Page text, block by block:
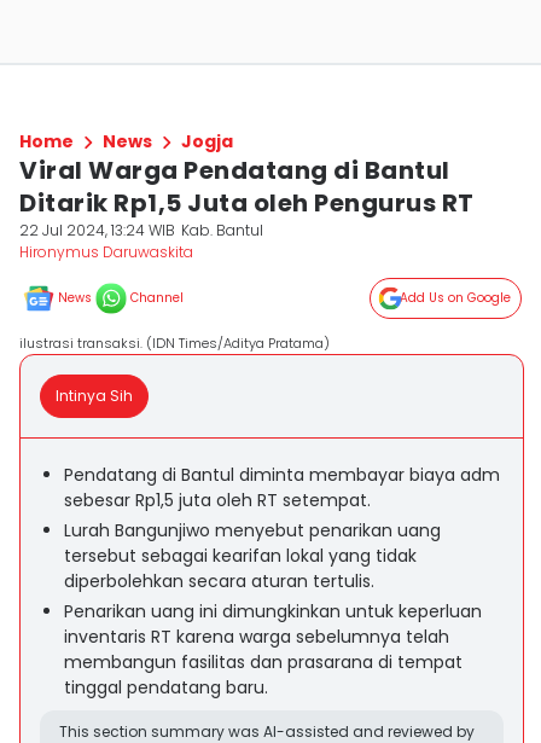
Home News Jogja
Viral Warga Pendatang di Bantul
Ditarik Rp1,5 Juta oleh Pengurus RT
22 Jul 2024, 13:24 WIB Kab. Bantul
Hironymus Daruwaskita
News Channel Add Us on Google
ilustrasi transaksi. (IDN Times/Aditya Pratama)
Intinya Sih
Pendatang di Bantul diminta membayar biaya adm
sebesar Rp1,5 juta oleh RT setempat.
Lurah Bangunjiwo menyebut penarikan uang
tersebut sebagai kearifan lokal yang tidak
diperbolehkan secara aturan tertulis.
Penarikan uang ini dimungkinkan untuk keperluan
inventaris RT karena warga sebelumnya telah
membangun fasilitas dan prasarana di tempat
tinggal pendatang baru.
This section summary was AI-assisted and reviewed by